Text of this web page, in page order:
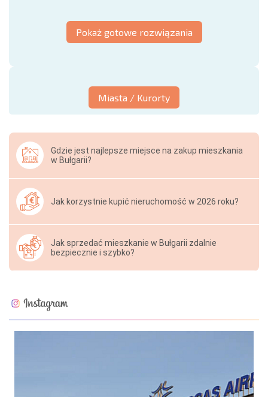
Pokaż gotowe rozwiązania
Miasta / Kurorty
Gdzie jest najlepsze miejsce na zakup mieszkania
w Bułgarii?
Jak korzystnie kupić nieruchomość w 2026 roku?
Jak sprzedać mieszkanie w Bułgarii zdalnie
bezpiecznie i szybko?